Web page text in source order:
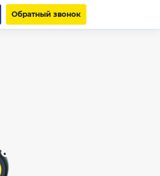
Обратный звонок